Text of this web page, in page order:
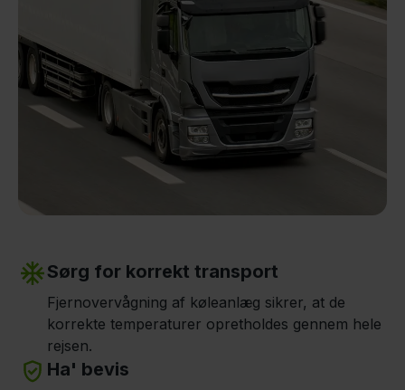
Sørg for korrekt transport
Fjernovervågning af køleanlæg sikrer, at de
korrekte temperaturer opretholdes gennem hele
rejsen.
Ha' bevis